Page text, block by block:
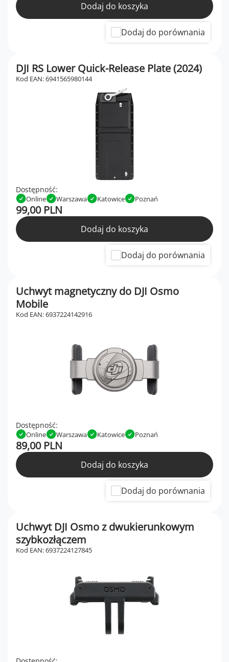
Dodaj do koszyka
Dodaj do porównania
DJI RS Lower Quick-Release Plate (2024)
Kod EAN: 6941565980144
Dostępność:
Online Warszawa Katowice Poznań
99,00 PLN
Dodaj do koszyka
Dodaj do porównania
Uchwyt magnetyczny do DJI Osmo
Mobile
Kod EAN: 6937224142916
Dostępność:
Online Warszawa Katowice Poznań
89,00 PLN
Dodaj do koszyka
Dodaj do porównania
Uchwyt DJI Osmo z dwukierunkowym
szybkozłączem
Kod EAN: 6937224127845